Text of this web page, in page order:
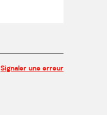
Signaler une erreur